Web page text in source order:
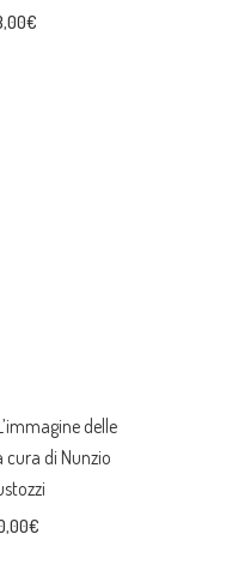
€
delle
cura di Nunzio
€